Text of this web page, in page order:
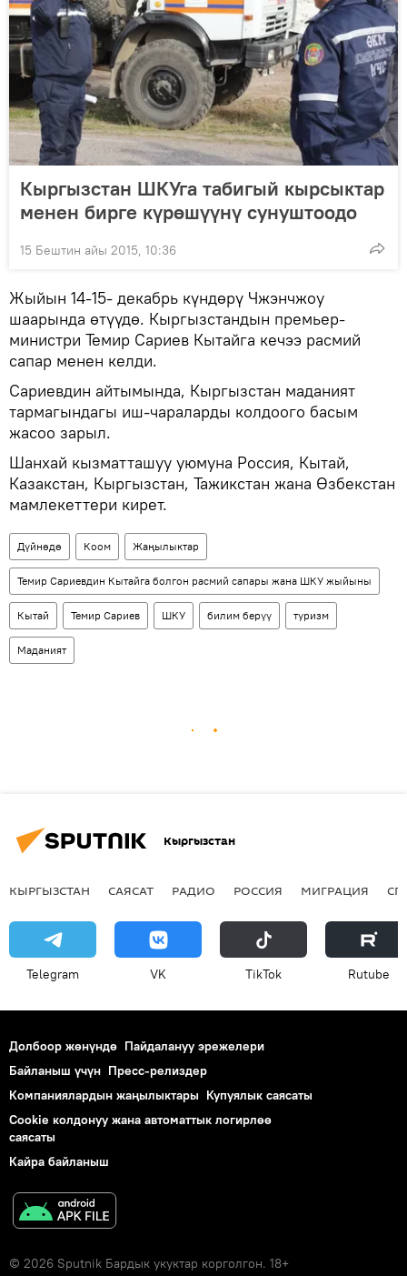
Кыргызстан ШКУга табигый кырсыктар
менен бирге күрөшүүнү сунуштоодо
15 Бештин айы 2015, 10:36
Жыйын 14-15- декабрь күндөрү Чжэнчжоу
шаарында өтүүдө. Кыргызстандын премьер-
министри Темир Сариев Кытайга кечээ расмий
сапар менен келди.
Сариевдин айтымында, Кыргызстан маданият
тармагындагы иш-чараларды колдоого басым
жасоо зарыл.
Шанхай кызматташуу уюмуна Россия, Кытай,
Казакстан, Кыргызстан, Тажикстан жана Өзбекстан
мамлекеттери кирет.
Дүйнөдө Коом Жаңылыктар
Темир Сариевдин Кытайга болгон расмий сапары жана ШКУ жыйыны
Кытай Темир Сариев ШКУ билим берүү туризм
Маданият
Кыргызстан
КЫРГЫЗСТАН САЯСАТ РАДИО РОССИЯ МИГРАЦИЯ
Telegram VK ТikТоk Rutube
Долбоор жөнүндө Пайдалануу эрежелери
Байланыш үчүн Пресс-релиздер
Компаниялардын жаңылыктары Купуялык саясаты
Cookie колдонуу жана автоматтык логирлөө
саясаты
Кайра байланыш
© 2026 Sputnik Бардык укуктар корголгон. 18+